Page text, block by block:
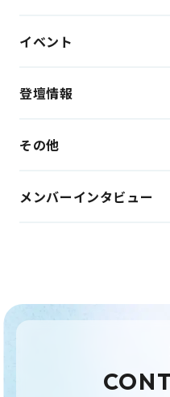
イベント
登壇情報
その他
メンバーインタビュー